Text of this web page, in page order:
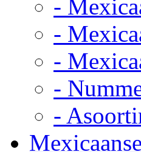
-
-
-
-
-